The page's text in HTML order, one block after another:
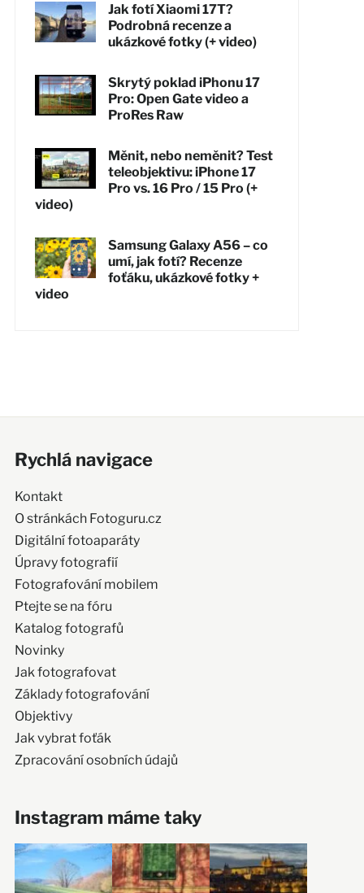
Jak fotí Xiaomi 17T?
Podrobná recenze a
ukázkové fotky (+ video)
Skrytý poklad iPhonu 17
Pro: Open Gate video a
ProRes Raw
Měnit, nebo neměnit? Test
teleobjektivu: iPhone 17
Pro vs. 16 Pro / 15 Pro (+
video)
Samsung Galaxy A56 – co
umí, jak fotí? Recenze
foťáku, ukázkové fotky +
video
Rychlá navigace
Kontakt
O stránkách Fotoguru.cz
Digitální fotoaparáty
Úpravy fotografií
Fotografování mobilem
Ptejte se na fóru
Katalog fotografů
Novinky
Jak fotografovat
Základy fotografování
Objektivy
Jak vybrat foťák
Zpracování osobních údajů
Instagram máme taky